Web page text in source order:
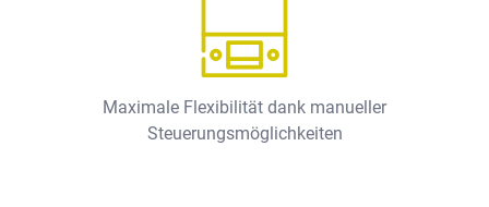
Maximale Flexibilität dank manueller
Steuerungsmöglichkeiten